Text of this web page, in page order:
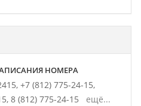
НОМЕРА
+7 (812) 775-24-15,
8 (812) 775-24-15 ещё...